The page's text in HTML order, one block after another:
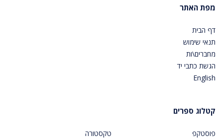
מפת האתר
דף הבית
תנאי שימוש
מחברים\ות
הגשת כתבי יד
English
קטלוג ספרים
פוסטקפ
טקסטורה